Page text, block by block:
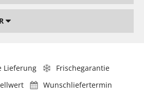
Lieferung
Frischegarantie
Wunschliefertermin